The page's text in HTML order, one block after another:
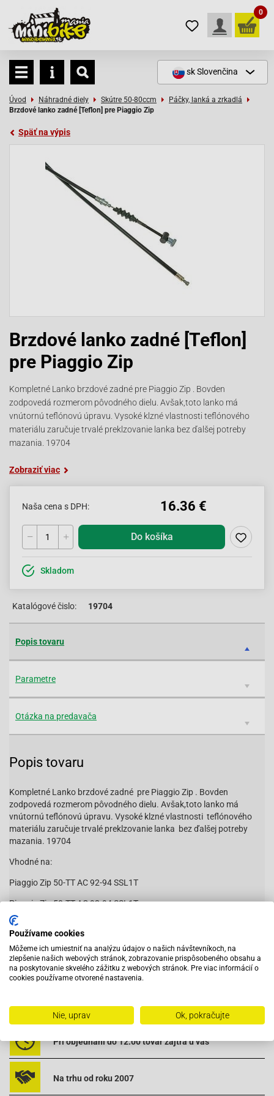
0
skSlovenčina
Úvod Náhradné diely Skútre 50-80ccm
Páčky, lanká a zrkadlá
Brzdové lanko zadné [Teflon] pre Piaggio Zip
Späť na výpis
Brzdové lanko zadné [Teflon]
pre Piaggio Zip
Kompletné Lanko brzdové zadné pre Piaggio Zip . Bovden
zodpovedá rozmerom pôvodného dielu. Avšak,toto lanko má
vnútornú teflónovú úpravu. Vysoké klzné vlastnosti teflónového
materiálu zaručuje trvalé preklzovanie lanka bez ďalšej potreby
mazania. 19704
Zobraziť viac
Naša cena s DPH: 16.36 €
Do košíka
Skladom
Katalógové čislo: 19704
Popis tovaru
Parametre
Otázka na predavača
Popis tovaru
Kompletné Lanko brzdové zadné pre Piaggio Zip . Bovden
zodpovedá rozmerom pôvodného dielu. Avšak,toto lanko má
vnútornú teflónovú úpravu. Vysoké klzné vlastnosti teflónového
materiálu zaručuje trvalé preklzovanie lanka bez ďalšej potreby
mazania. 19704
Vhodné na:
Piaggio Zip 50-TT AC 92-94 SSL1T
Piaggio Zip 50-TT AC 92-94 SSL1T
Piaggio Zip Base-25 TT AC 96-98 SSP2T
Piaggio Zip Base-25 TT AC 96-98 SSP2T
Piaggio Zip Base-50 DT AC 96-98 SSP2T
Piaggio Zip Base-50 TT AC 96-98 SSP2T
Piaggio Zip Fast Rider-50 DT AC 94-96 SSL1T
Piaggio Zip Fast Rider-50 DT AC 94-96 SSL1T
Piaggio Zip Fast Rider-50 DT AC 96-00 ZAPC070
Čítať viac
Vybavený servis s odborným vyškoleným personálom
Pri objednaní do 12:00 tovar zajtra u vás
Na trhu od roku 2007
Používame cookies
Môžeme ich umiestniť na analýzu údajov o našich návštevníkoch, na
zlepšenie našich webových stránok, zobrazovanie prispôsobeného obsahu a
na poskytovanie skvelého zážitku z webových stránok. Pre viac informácií o
cookies používame otvorené nastavenia.
Nie, uprav Ok, pokračujte